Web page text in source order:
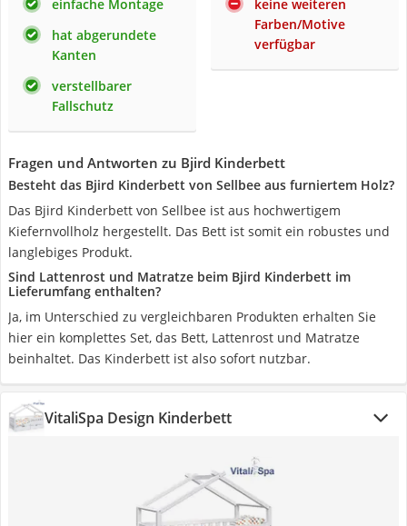
einfache Montage
hat abgerundete
Kanten
verstellbarer
Fallschutz
keine weiteren
Farben/Motive
verfügbar
Fragen und Antworten zu Bjird Kinderbett
Besteht das Bjird Kinderbett von Sellbee aus furniertem Holz?
Das Bjird Kinderbett von Sellbee ist aus hochwertigem
Kiefernvollholz hergestellt. Das Bett ist somit ein robustes und
langlebiges Produkt.
Sind Lattenrost und Matratze beim Bjird Kinderbett im
Lieferumfang enthalten?
Ja, im Unterschied zu vergleichbaren Produkten erhalten Sie
hier ein komplettes Set, das Bett, Lattenrost und Matratze
beinhaltet. Das Kinderbett ist also sofort nutzbar.
VitaliSpa Design Kinderbett